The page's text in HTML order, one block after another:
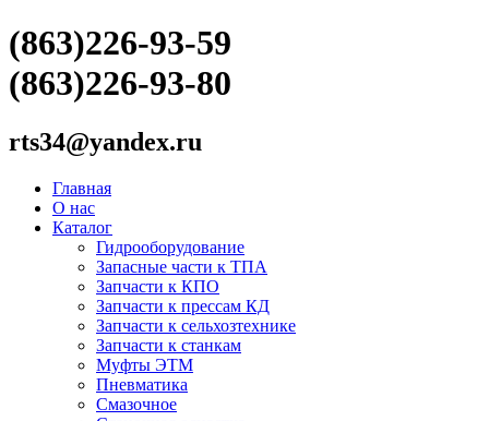
(863)226-93-59
(863)226-93-80
rts34@yandex.ru
Главная
О нас
Каталог
Гидрооборудование
Запасные части к ТПА
Запчасти к КПО
Запчасти к прессам КД
Запчасти к сельхозтехнике
Запчасти к станкам
Муфты ЭТМ
Пневматика
Смазочное